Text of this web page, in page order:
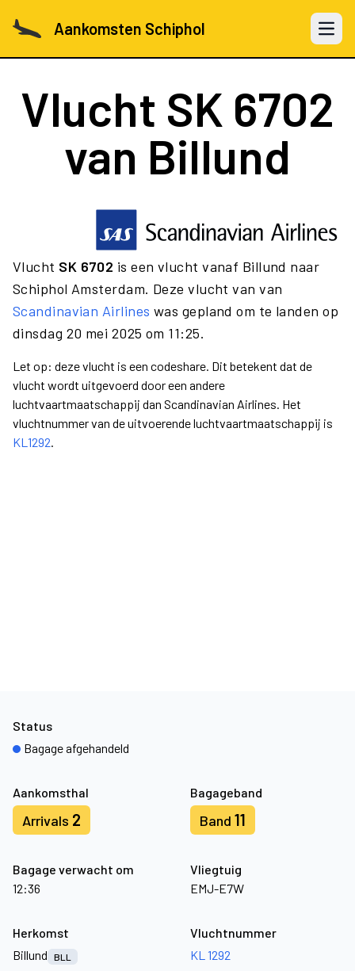
Aankomsten Schiphol Open
Vlucht SK 6702
van Billund
Vlucht SK 6702 is een vlucht vanaf Billund naar
Schiphol Amsterdam. Deze vlucht van van
Scandinavian Airlines was gepland om te landen op
dinsdag 20 mei 2025 om 11:25.
Let op: deze vlucht is een codeshare. Dit betekent dat de
vlucht wordt uitgevoerd door een andere
luchtvaartmaatschappij dan Scandinavian Airlines. Het
vluchtnummer van de uitvoerende luchtvaartmaatschappij is
KL1292.
Aankomsthal
Arrivals 2
Bagageband
Band 11
Bagage verwacht om
12:36
Vliegtuig
EMJ-E7W
Status
Bagage afgehandeld
Herkomst
Billund
BLL
Vluchtnummer
KL 1292